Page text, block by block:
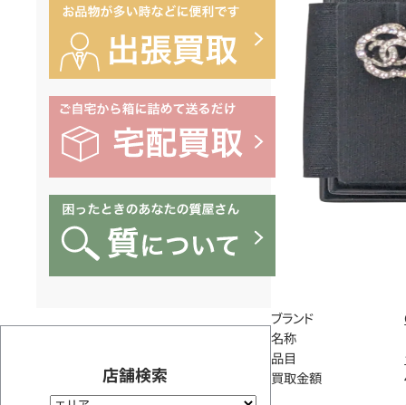
店舗検索
ブランド
名称
品目
買取金額